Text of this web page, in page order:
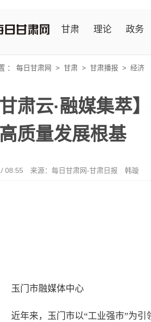
甘肃 理论 政务
： 每日甘肃网 > 甘肃 > 甘肃播报 > 经济
甘肃云·融媒集
质量发展根基
08:55 来源：每日甘肃网-甘肃日报 韩璇
门市融媒体中心
年来，玉门市以“工业强市”为引